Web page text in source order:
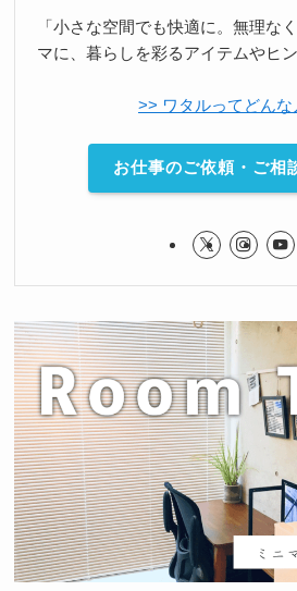
「小さな空間でも快適に。無理な
マに、暮らしを彩るアイテムやヒ
>> ワタルってどんな
お仕事のご依頼・ご相